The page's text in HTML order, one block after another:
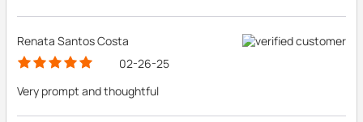
Renata Santos Costa
02-26-25
Very prompt and thoughtful